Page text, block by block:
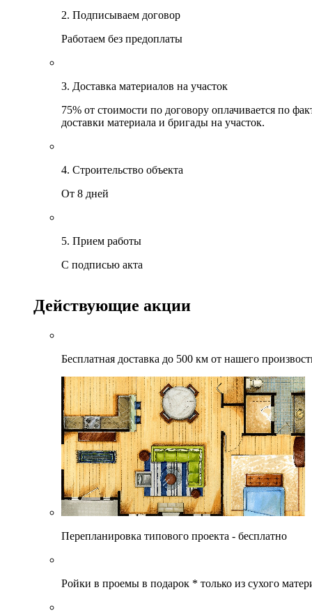
2. Подписываем договор
Работаем без предоплаты
3. Доставка материалов на участок
75% от стоимости по договору оплачивается по
доставки материала и бригады на участок.
4. Строительство объекта
От 8 дней
5. Прием работы
С подписью акта
Действующие акции
Бесплатная доставка до 500 км от нашего
Перепланировка типового проекта - бесплатно
Ройки в проемы в подарок * только из сухого